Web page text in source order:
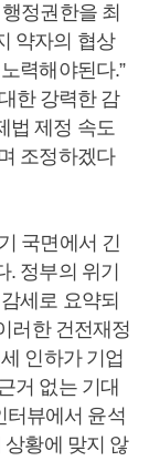
정권한을 최
약자의 협상
력해야된다.”
한 강력한 감
법 제정 속도
조정하겠다
국면에서 긴
정부의 위기
세로 요약되
러한 건전재정
인하가 기업
거 없는 기대
터뷰에서 윤석
상황에 맞지 않